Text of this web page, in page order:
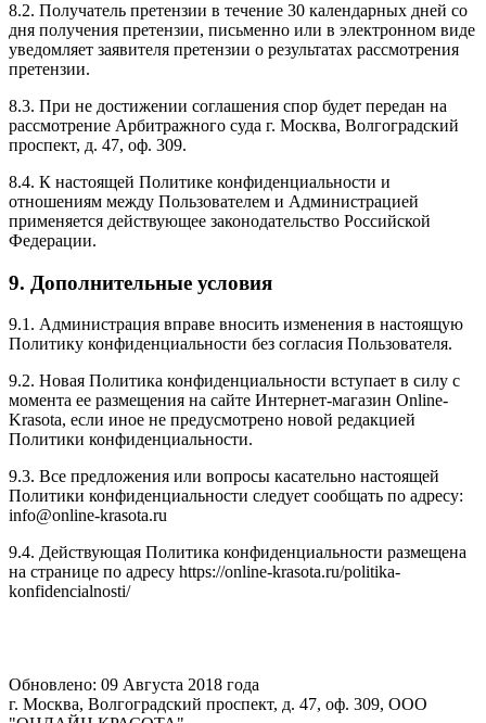
8.2. Получатель претензии в течение 30 календарных дней со
дня получения претензии, письменно или в электронном виде
уведомляет заявителя претензии о результатах рассмотрения
претензии.
8.3. При не достижении соглашения спор будет передан на
рассмотрение Арбитражного суда г. Москва, Волгоградский
проспект, д. 47, оф. 309.
8.4. К настоящей Политике конфиденциальности и
отношениям между Пользователем и Администрацией
применяется действующее законодательство Российской
Федерации.
9. Дополнительные условия
9.1. Администрация вправе вносить изменения в настоящую
Политику конфиденциальности без согласия Пользователя.
9.2. Новая Политика конфиденциальности вступает в силу с
момента ее размещения на сайте Интернет-магазин Online-
Krasota, если иное не предусмотрено новой редакцией
Политики конфиденциальности.
9.3. Все предложения или вопросы касательно настоящей
Политики конфиденциальности следует сообщать по адресу:
info@online-krasota.ru
9.4. Действующая Политика конфиденциальности размещена
на странице по адресу https://online-krasota.ru/politika-
konfidencialnosti/
Обновлено: 09 Августа 2018 года
г. Москва, Волгоградский проспект, д. 47, оф. 309, ООО